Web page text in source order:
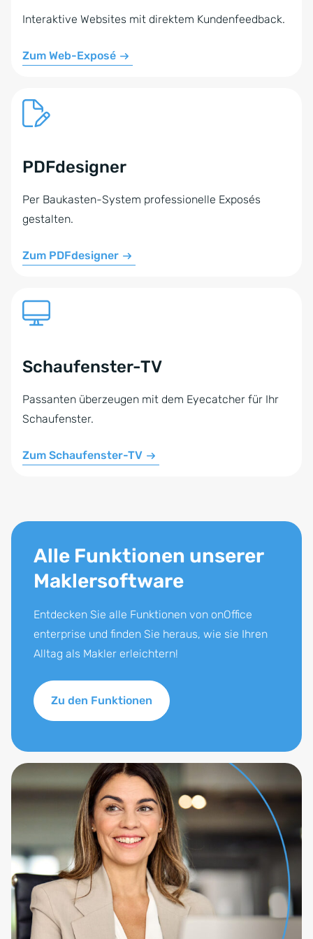
Interaktive Websites mit direktem Kundenfeedback.
Zum Web-Exposé
PDFdesigner
Per Baukasten-System professionelle Exposés
gestalten.
Zum PDFdesigner
Schaufenster-TV
Passanten überzeugen mit dem Eyecatcher für Ihr
Schaufenster.
Zum Schaufenster-TV
Alle Funktionen unserer
Maklersoftware
Entdecken Sie alle Funktionen von onOffice
enterprise und finden Sie heraus, wie sie Ihren
Alltag als Makler erleichtern!
Zu den Funktionen